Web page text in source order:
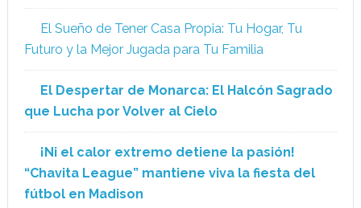
El Sueño de Tener Casa Propia: Tu Hogar, Tu
Futuro y la Mejor Jugada para Tu Familia
El Despertar de Monarca: El Halcón Sagrado
que Lucha por Volver al Cielo
¡Ni el calor extremo detiene la pasión!
“Chavita League” mantiene viva la fiesta del
fútbol en Madison